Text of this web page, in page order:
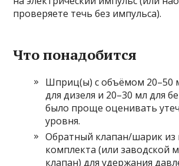
проверяете течь без импульса).
Что понадобится
Шприц(ы) с объёмом 20–50
для дизеля и 20–30 мл для
было проще оценивать
уровня.
Обратный клапан/шарик из
комплекта (или заводской
клапан) для удержания